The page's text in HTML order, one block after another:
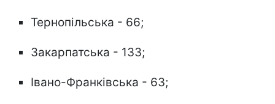
Тернопільська - 66;
Закарпатська - 133;
Івано-Франківська - 63;